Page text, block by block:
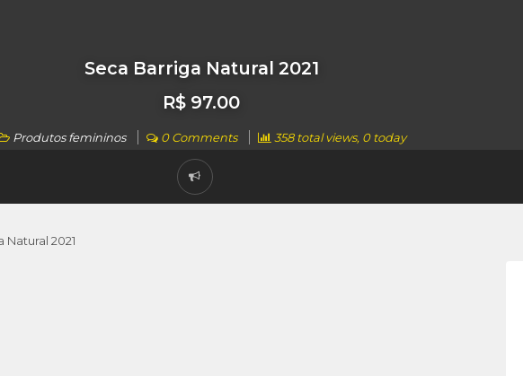
Seca Barriga Natural 2021
R$ 97.00
Produtos femininos 0 Comments 358 total views, 0 today
2021